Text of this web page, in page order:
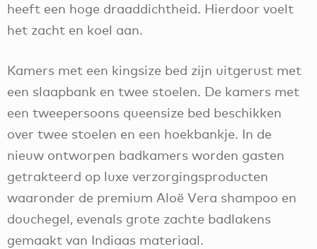
heeft een hoge draaddichtheid. Hierdoor voelt
het zacht en koel aan.
Kamers met een kingsize bed zijn uitgerust met
een slaapbank en twee stoelen. De kamers met
een tweepersoons queensize bed beschikken
over twee stoelen en een hoekbankje. In de
nieuw ontworpen badkamers worden gasten
getrakteerd op luxe verzorgingsproducten
waaronder de premium Aloë Vera shampoo en
douchegel, evenals grote zachte badlakens
gemaakt van Indiaas materiaal.